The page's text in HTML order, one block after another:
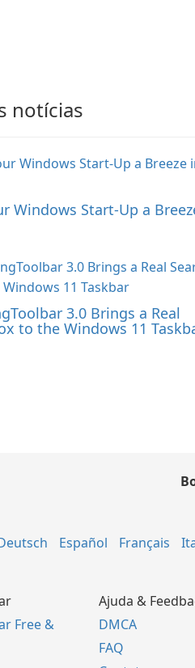
notícias
Windows Start-Up a
3.0 Brings a Real
to the Windows 11
Español Français
Free &
Ajuda &
DMCA
FAQ